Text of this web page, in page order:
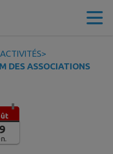
ACTIVITÉS>
DES ASSOCIATIONS